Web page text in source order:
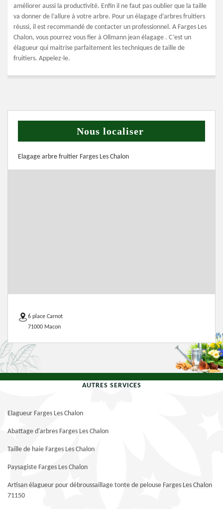
améliorer aussi la productivité. Enfin il ne faut pas oublier que la taille
va donner de l’allure à votre arbre. Pour un élagage d’arbres fruitiers
réussi, il est recommandé de contacter un professionnel. A Farges Les
Chalon, vous pourrez vous fier à Ollmann jean élagage . C’est un
élagueur qui maitrise parfaitement les techniques de taille de
fruitiers. Appelez-le.
Nous localiser
Elagage arbre fruitier Farges Les Chalon
6 place Carnot
71000 Macon
AUTRES SERVICES
Elagueur Farges Les Chalon
Abattage d'arbres Farges Les Chalon
Taille de haie Farges Les Chalon
Paysagiste Farges Les Chalon
Artisan élagueur pour débroussaillage tonte de pelouse Farges Les Chalon
71150